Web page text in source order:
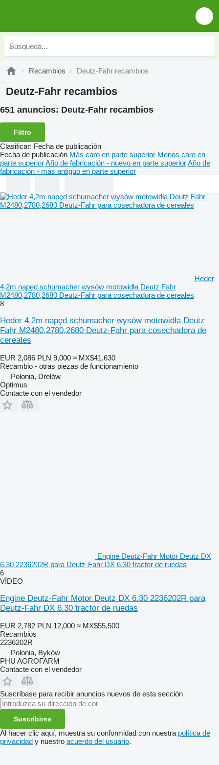
Recambios Deutz-Fahr recambios
Deutz-Fahr recambios
651 anuncios: Deutz-Fahr recambios
Filtro
Clasificar: Fecha de publicación
Fecha de publicación Más caro en parte superior Menos caro en
parte superiorAño de fabricación - nuevo en parte superiorAño de
fabricación - más antiguo en parte superior
Heder
4,2m napęd schumacher wysów motowidła Deutz Fahr
M2480,2780,2680 Deutz-Fahr para cosechadora de cereales
8
Heder 4,2m napęd schumacher wysów motowidła Deutz
Fahr M2480,2780,2680 Deutz-Fahr para cosechadora de
cereales
EUR 2,086 PLN 9,000 ≈ MX$41,630
Recambio - otras piezas de funcionamiento
Polonia, Drelów
Optimus
Contacte con el vendedor
Engine Deutz-Fahr Motor Deutz DX
6.30 2236202R para Deutz-Fahr DX 6.30 tractor de ruedas
6
VÍDEO
Engine Deutz-Fahr Motor Deutz DX 6.30 2236202R para
Deutz-Fahr DX 6.30 tractor de ruedas
EUR 2,782 PLN 12,000 ≈ MX$55,500
Recambios
2236202R
Polonia, Byków
PHU AGROFARM
Contacte con el vendedor
Suscríbase para recibir anuncios nuevos de esta sección
Suscribirse
Al hacer clic aquí, muestra su conformidad con nuestra política de
privacidad y nuestro acuerdo del usuario.